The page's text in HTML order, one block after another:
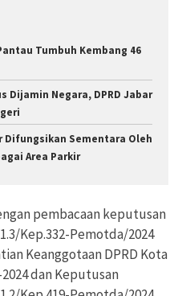
Tumbuh Kembang 46
Dijamin Negara, DPRD Jabar
Difungsikan Sementara Oleh
Area Parkir
pembacaan keputusan
Kep.332-Pemotda/2024
Keanggotaan DPRD Kota
dan Keputusan